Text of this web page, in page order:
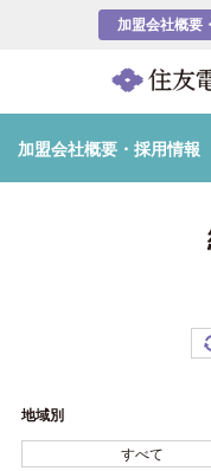
加盟会社概要
加盟会社概要・採用情報
地域別
すべて